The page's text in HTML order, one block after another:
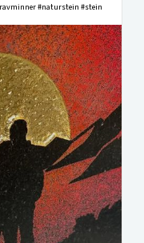
#naturstein #stein